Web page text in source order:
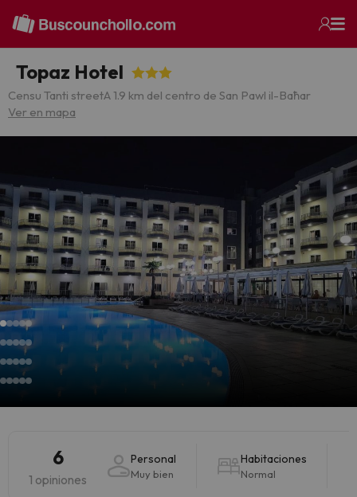
Topaz Hotel
Censu Tanti streetA 1.9 km del centro de San Pawl il-Baħar
Ver en mapa
6
1 opiniones
Personal
Muy bien
Habitaciones
Normal